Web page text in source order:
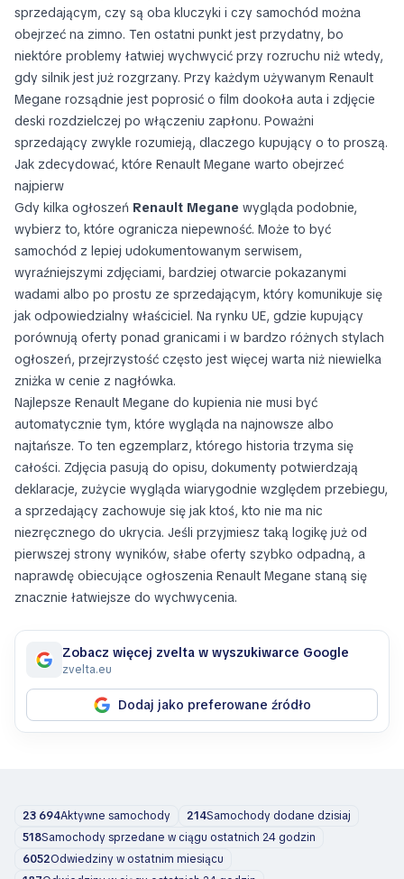
sprzedającym, czy są oba kluczyki i czy samochód można
obejrzeć na zimno. Ten ostatni punkt jest przydatny, bo
niektóre problemy łatwiej wychwycić przy rozruchu niż wtedy,
gdy silnik jest już rozgrzany. Przy każdym używanym Renault
Megane rozsądnie jest poprosić o film dookoła auta i zdjęcie
deski rozdzielczej po włączeniu zapłonu. Poważni
sprzedający zwykle rozumieją, dlaczego kupujący o to proszą.
Jak zdecydować, które Renault Megane warto obejrzeć
najpierw
Gdy kilka ogłoszeń Renault Megane wygląda podobnie,
wybierz to, które ogranicza niepewność. Może to być
samochód z lepiej udokumentowanym serwisem,
wyraźniejszymi zdjęciami, bardziej otwarcie pokazanymi
wadami albo po prostu ze sprzedającym, który komunikuje się
jak odpowiedzialny właściciel. Na rynku UE, gdzie kupujący
porównują oferty ponad granicami i w bardzo różnych stylach
ogłoszeń, przejrzystość często jest więcej warta niż niewielka
zniżka w cenie z nagłówka.
Najlepsze Renault Megane do kupienia nie musi być
automatycznie tym, które wygląda na najnowsze albo
najtańsze. To ten egzemplarz, którego historia trzyma się
całości. Zdjęcia pasują do opisu, dokumenty potwierdzają
deklaracje, zużycie wygląda wiarygodnie względem przebiegu,
a sprzedający zachowuje się jak ktoś, kto nie ma nic
niezręcznego do ukrycia. Jeśli przyjmiesz taką logikę już od
pierwszej strony wyników, słabe oferty szybko odpadną, a
naprawdę obiecujące ogłoszenia Renault Megane staną się
znacznie łatwiejsze do wychwycenia.
Zobacz więcej zvelta w wyszukiwarce Google
zvelta.eu
Dodaj jako preferowane źródło
23 694Aktywne samochody 214Samochody dodane dzisiaj
518Samochody sprzedane w ciągu ostatnich 24 godzin
6052Odwiedziny w ostatnim miesiącu